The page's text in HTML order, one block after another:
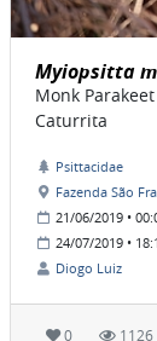
Myiopsitta
Monk Parakeet
Caturrita
Psittacidae
Fazenda São
21/06/2019 •
24/07/2019 •
Diogo Luiz
0 1126